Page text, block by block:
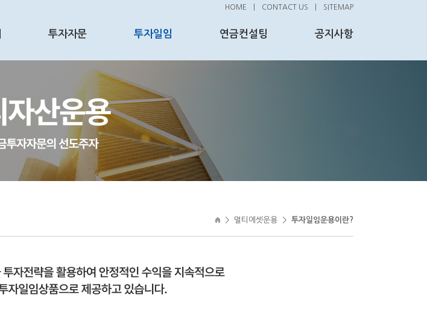
HOME CONTACT US SITEMAP
투자자문 투자일임 연금컨설팅 공지사항
> 멀티에셋운용 > 투자일임운용이란?